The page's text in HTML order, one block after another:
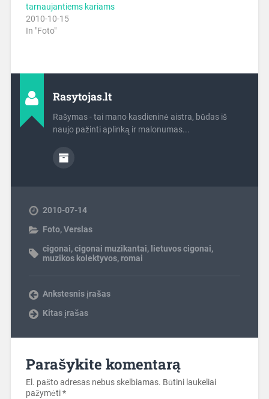
tarnaujantiems kariams
2010-10-15
In "Foto"
Rasytojas.lt
Rašymas - tai mano kasdieninė aistra, būdas iš
naujo pažinti aplinką ir malonumas...
2010-07-14
Foto,Verslas
cigonai,cigonai muzikantai, lietuvos cigonai,
muzikos kolektyvos, romai
Ankstesnis įrašas
Kitas įrašas
Parašykite komentarą
El. pašto adresas nebus skelbiamas. Būtini laukeliai
pažymėti*